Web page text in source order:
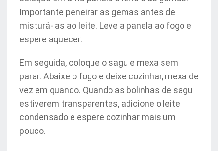
Importante peneirar as gemas antes de
misturá-las ao leite. Leve a panela ao fogo e
espere aquecer.
Em seguida, coloque o sagu e mexa sem
parar. Abaixe o fogo e deixe cozinhar, mexa de
vez em quando. Quando as bolinhas de sagu
estiverem transparentes, adicione o leite
condensado e espere cozinhar mais um
pouco.